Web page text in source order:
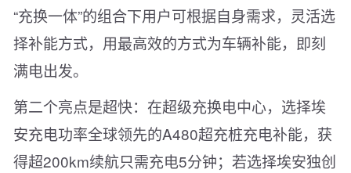
“充换一体”的组合下用户可根据自身需求，灵活选
择补能方式，用最高效的方式为车辆补能，即刻
满电出发。
第二个亮点是超快：在超级充换电中心，选择埃
安充电功率全球领先的A480超充桩充电补能，获
得超200km续航只需充电5分钟；若选择埃安独创